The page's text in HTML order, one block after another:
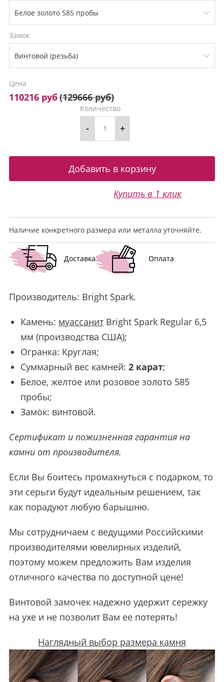
Замок
Цена
110216 руб(129666 руб)
Количество
- +
Купить в 1 клик
Наличие конкретного размера или металла уточняйте.
Доставка Оплата
Производитель: Bright Spark.
Камень: муассанитBright Spark Regular 6,5
мм (производства США);
Огранка: Круглая;
Суммарный вес камней: 2 карат;
Белое, желтое или розовое золото 585
пробы;
Замок: винтовой.
Сертификат и пожизненная гарантия на
камни от производителя.
Если Вы боитесь промахнуться с подарком, то
эти серьги будут идеальным решением, так
как порадуют любую барышню.
Мы сотрудничаем с ведущими Российскими
производителями ювелирных изделий,
поэтому можем предложить Вам изделия
отличного качества по доступной цене!
Винтовой замочек надежно удержит сережку
на ухе и не позволит Вам ее потерять!
Наглядный выбор размера камня